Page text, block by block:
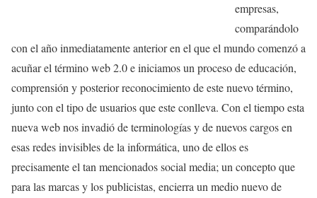
empresas,
comparándolo
con el año inmediatamente anterior en el que el mundo comenzó a
acuñar el término web 2.0 e iniciamos un proceso de educación,
comprensión y posterior reconocimiento de este nuevo término,
junto con el tipo de usuarios que este conlleva. Con el tiempo esta
nueva web nos invadió de terminologías y de nuevos cargos en
esas redes invisibles de la informática, uno de ellos es
precisamente el tan mencionados social media; un concepto que
para las marcas y los publicistas, encierra un medio nuevo de